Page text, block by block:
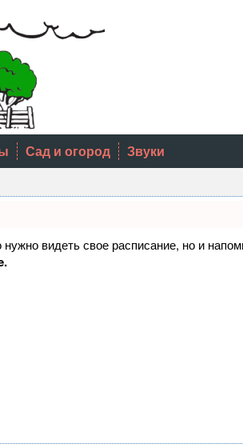
Сад и огород Звуки
видеть свое расписание, но и